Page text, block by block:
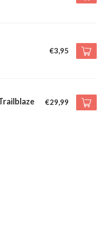
€3,95
€29,99